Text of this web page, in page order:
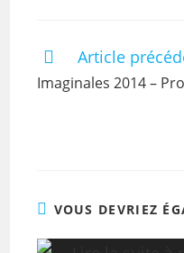
Article
Imaginales 2014 –
VOUS DEVRIEZ